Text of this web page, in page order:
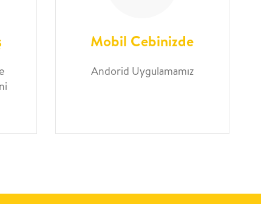
Mobil Cebinizde
Andorid Uygulamamız